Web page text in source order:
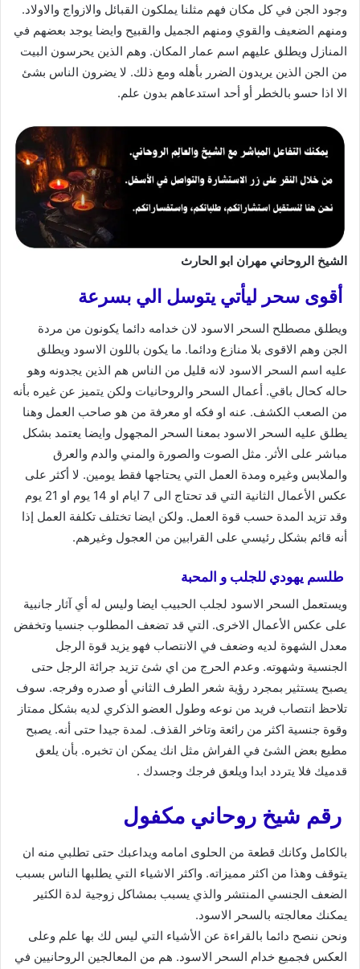
وجود الجن في كل مكان فهم مثلنا يملكون القبائل والازواج والاولاد.
ومنهم الضعيف والقوي ومنهم الجميل والقبيح وايضا يوجد بعضهم في
المنازل ويطلق عليهم اسم عمار المكان. وهم الذين يحرسون البيت
من الجن الذين يريدون الضرر بأهله ومع ذلك. لا يضرون الناس بشئ
الا اذا حسو بالخطر أو أحد استدعاهم بدون علم.
الشيخ الروحاني مهران ابو الحارث
أقوى سحر ليأتي يتوسل الي بسرعة
ويطلق مصطلح السحر الاسود لان خدامه دائما يكونون من مردة
الجن وهم الاقوى بلا منازع ودائما. ما يكون باللون الاسود ويطلق
عليه اسم السحر الاسود لانه قليل من الناس هم الذين يجدونه وهو
حاله كحال باقي. أعمال السحر والروحانيات ولكن يتميز عن غيره بأنه
من الصعب الكشف. عنه او فكه او معرفة من هو صاحب العمل وهنا
يطلق عليه السحر الاسود بمعنا السحر المجهول وايضا يعتمد بشكل
مباشر على الأثر. مثل الصوت والصورة والمني والدم والعرق
والملابس وغيره ومدة العمل التي يحتاجها فقط يومين. لا أكثر على
عكس الأعمال الثانية التي قد تحتاج الى 7 ايام او 14 يوم او 21 يوم
وقد تزيد المدة حسب قوة العمل. ولكن ايضا تختلف تكلفة العمل إذا
أنه قائم بشكل رئيسي على القرابين من العجول وغيرهم.
طلسم يهودي للجلب و المحبة
ويستعمل السحر الاسود لجلب الحبيب ايضا وليس له أي آثار جانبية
على عكس الأعمال الاخرى. التي قد تضعف المطلوب جنسيا وتخفض
معدل الشهوة لديه وضعف في الانتصاب فهو يزيد قوة الرجل
الجنسية وشهوته. وعدم الحرج من اي شئ تزيد جرائة الرجل حتى
يصبح يستثير بمجرد رؤية شعر الطرف الثاني أو صدره وفرجه. سوف
تلاحظ انتصاب فريد من نوعه وطول العضو الذكري لديه بشكل ممتاز
وقوة جنسية اكثر من رائعة وتاخر القذف. لمدة جيدا حتى أنه. يصبح
مطيع بعض الشئ في الفراش مثل انك يمكن ان تخبره. بأن يلعق
قدميك فلا يتردد ابدا ويلعق فرجك وجسدك .
رقم شيخ روحاني مكفول
بالكامل وكانك قطعة من الحلوى امامه ويداعبك حتى تطلبي منه ان
يتوقف وهذا من اكثر مميزاته. واكثر الاشياء التي يطلبها الناس بسبب
الضعف الجنسي المنتشر والذي يسبب بمشاكل زوجية لدة الكثير
يمكنك معالجته بالسحر الاسود.
ونحن ننصح دائما بالقراءة عن الأشياء التي ليس لك بها علم وعلى
العكس فجميع خدام السحر الاسود. هم من المعالجين الروحانيين في